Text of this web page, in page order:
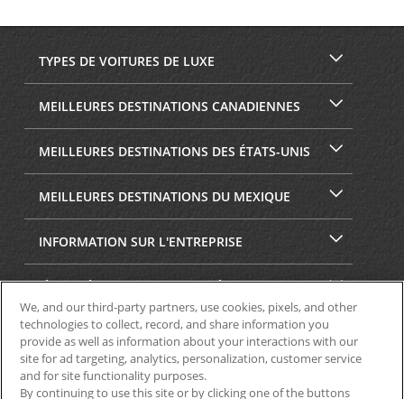
TYPES DE VOITURES DE LUXE
MEILLEURES DESTINATIONS CANADIENNES
MEILLEURES DESTINATIONS DES ÉTATS-UNIS
MEILLEURES DESTINATIONS DU MEXIQUE
INFORMATION SUR L'ENTREPRISE
SÉCURITÉ ET CONFIDENTIALITÉ
We, and our third-party partners, use cookies, pixels, and other
technologies to collect, record, and share information you
provide as well as information about your interactions with our
site for ad targeting, analytics, personalization, customer service
and for site functionality purposes.
By continuing to use this site or by clicking one of the buttons